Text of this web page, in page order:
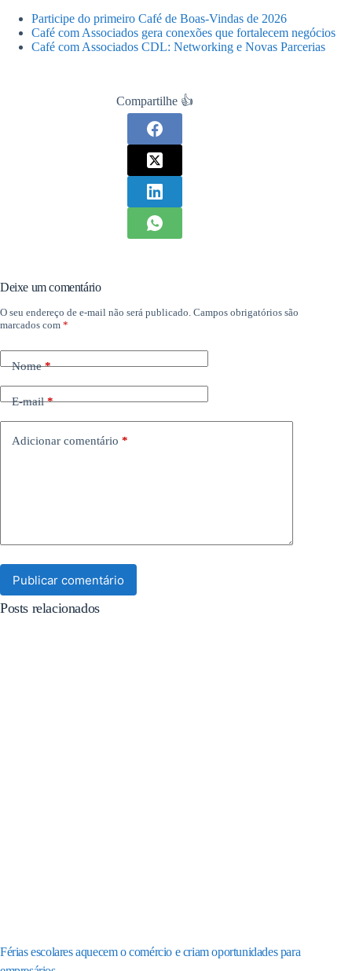
Participe do primeiro Café de Boas-Vindas de 2026
Café com Associados gera conexões que fortalecem negócios
Café com Associados CDL: Networking e Novas Parcerias
Compartilhe 👍
Deixe um comentário
O seu endereço de e-mail não será publicado. Campos obrigatórios são
marcados com *
Nome*
E-mail*
Adicionar comentário *
Publicar comentário
Posts relacionados
Férias escolares aquecem o comércio e criam oportunidades para